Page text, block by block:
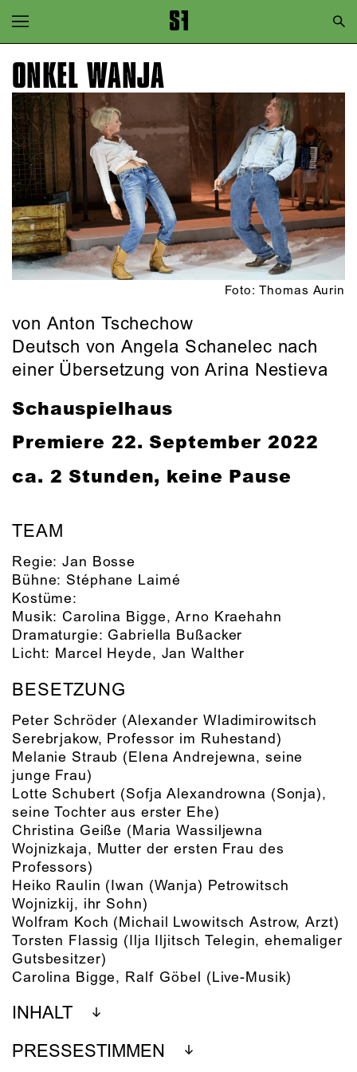
Zur Hauptnavigation springen
Zum Hauptinhalt springen
Zum Footer springen
ONKEL WANJA
Foto: Thomas Aurin
von Anton Tschechow
Deutsch von Angela Schanelec nach
einer Übersetzung von Arina Nestieva
Schauspielhaus
Premiere 22. September 2022
ca. 2 Stunden, keine Pause
TEAM
Regie:Jan Bosse
Bühne: Stéphane Laimé
Kostüme:
Musik: Carolina Bigge,Arno Kraehahn
Dramaturgie: Gabriella Bußacker
Licht: Marcel Heyde, Jan Walther
BESETZUNG
Peter Schröder (Alexander Wladimirowitsch
Serebrjakow, Professor im Ruhestand)
Melanie Straub (Elena Andrejewna, seine
junge Frau)
Lotte Schubert (Sofja Alexandrowna (Sonja),
seine Tochter aus erster Ehe)
Christina Geiße (Maria Wassiljewna
Wojnizkaja, Mutter der ersten Frau des
Professors)
Heiko Raulin (Iwan (Wanja) Petrowitsch
Wojnizkij, ihr Sohn)
Wolfram Koch (Michail Lwowitsch Astrow, Arzt)
Torsten Flassig (Ilja Iljitsch Telegin, ehemaliger
Gutsbesitzer)
Carolina Bigge, Ralf Göbel (Live-Musik)
INHALT
PRESSESTIMMEN